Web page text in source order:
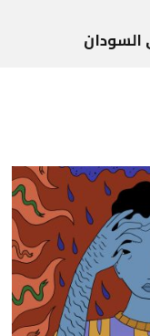
السودان